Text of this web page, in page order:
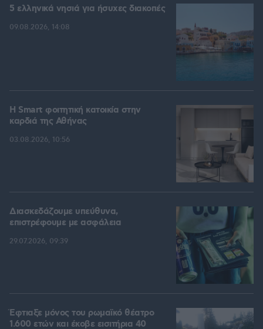
5 ελληνικά νησιά για ήσυχες διακοπές
09.08.2026, 14:08
Η Smart φοιτητική κατοικία στην
καρδιά της Αθήνας
03.08.2026, 10:56
Διασκεδάζουμε υπεύθυνα,
επιστρέφουμε με ασφάλεια
29.07.2026, 09:39
Έφτιαξε μόνος του ρωμαϊκό θέατρο
1.600 ετών και έκοβε εισιτήρια 40